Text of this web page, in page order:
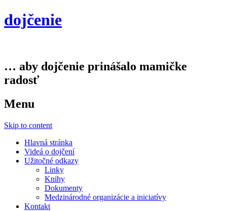
dojčenie
… aby dojčenie prinášalo mamičke
radosť
Menu
Skip to content
Hlavná stránka
Videá o dojčení
Užitočné odkazy
Linky
Knihy
Dokumenty
Medzinárodné organizácie a iniciatívy
Kontakt